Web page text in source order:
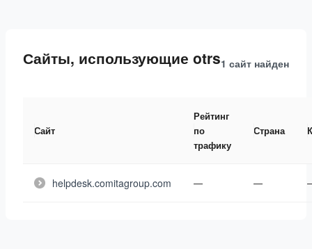
Сайты, использующие otrs1 сайт найден
Сайт
Рейтинг
по
трафику
Страна
helpdesk.comitagroup.com — —